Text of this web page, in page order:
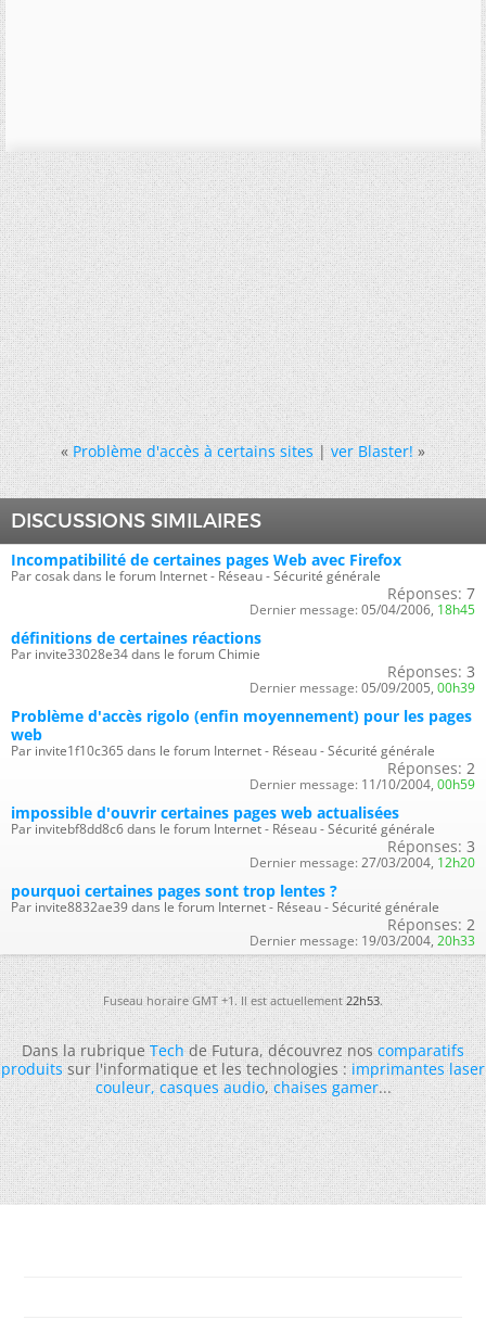
« Problème d'accès à certains sites|ver Blaster! »
DISCUSSIONS SIMILAIRES
Incompatibilité de certaines pages Web avec Firefox
Par cosak dans le forum Internet - Réseau - Sécurité générale
Réponses: 7
Dernier message: 05/04/2006, 18h45
définitions de certaines réactions
Par invite33028e34 dans le forum Chimie
Réponses: 3
Dernier message: 05/09/2005, 00h39
Problème d'accès rigolo (enfin moyennement) pour les pages
web
Par invite1f10c365 dans le forum Internet - Réseau - Sécurité générale
Réponses: 2
Dernier message: 11/10/2004, 00h59
impossible d'ouvrir certaines pages web actualisées
Par invitebf8dd8c6 dans le forum Internet - Réseau - Sécurité générale
Réponses: 3
Dernier message: 27/03/2004, 12h20
pourquoi certaines pages sont trop lentes ?
Par invite8832ae39 dans le forum Internet - Réseau - Sécurité générale
Réponses: 2
Dernier message: 19/03/2004, 20h33
Fuseau horaire GMT +1. Il est actuellement22h53.
Dans la rubriqueTechde Futura, découvrez noscomparatifs
produitssur l'informatique et les technologies :imprimantes laser
couleur,casques audio,chaises gamer...